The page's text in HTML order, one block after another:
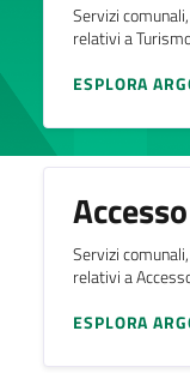
Servizi
relativi a
ESPLORA
Servizi
relativi a
ESPLORA